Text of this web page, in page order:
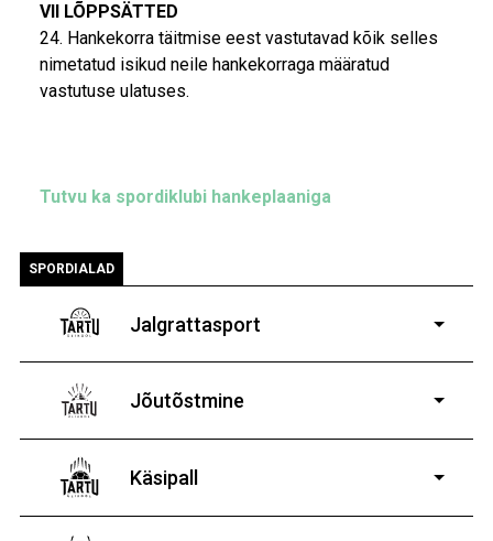
VII LÕPPSÄTTED
24. Hankekorra täitmise eest vastutavad kõik selles
nimetatud isikud neile hankekorraga määratud
vastutuse ulatuses.
Tutvu ka spordiklubi hankeplaaniga
SPORDIALAD
Jalgrattasport
vanematele poistele ja tüdrukutele
Jõutõstmine
poistele ja tüdrukutele
Käsipall